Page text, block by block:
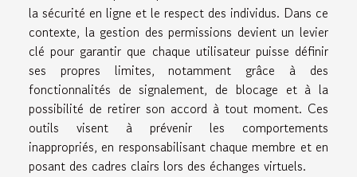
la sécurité en ligne et le respect des individus. Dans ce
contexte, la gestion des permissions devient un levier
clé pour garantir que chaque utilisateur puisse définir
ses propres limites, notamment grâce à des
fonctionnalités de signalement, de blocage et à la
possibilité de retirer son accord à tout moment. Ces
outils visent à prévenir les comportements
inappropriés, en responsabilisant chaque membre et en
posant des cadres clairs lors des échanges virtuels.